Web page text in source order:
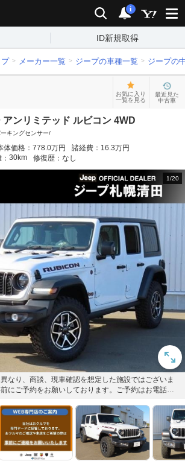
検索 通知
i
ID新規取得
メーカー一覧 ジープの車種一覧 ジープの
お気に入り
一覧を見る
最近見た
中古車
ンリミテッド ルビコン 4WD
キングセンサー/
体価格： 778.0万円 諸経費： 16.3万円
30km 修復歴： なし
1/20
なり、商談、現車確認を想定した施設ではございま
にご予約をお願いしております。ご予約はお電話又